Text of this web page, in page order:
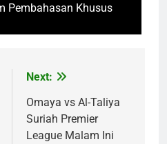
Pembahasan Khusus
Next:
Omaya vs Al-Taliya
Suriah Premier
League Malam Ini